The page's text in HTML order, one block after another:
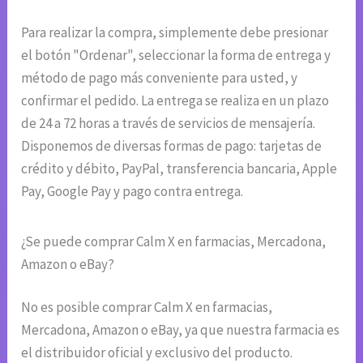
Para realizar la compra, simplemente debe presionar
el botón "Ordenar", seleccionar la forma de entrega y
método de pago más conveniente para usted, y
confirmar el pedido. La entrega se realiza en un plazo
de 24 a 72 horas a través de servicios de mensajería.
Disponemos de diversas formas de pago: tarjetas de
crédito y débito, PayPal, transferencia bancaria, Apple
Pay, Google Pay y pago contra entrega.
¿Se puede comprar Calm X en farmacias, Mercadona,
Amazon o eBay?
No es posible comprar Calm X en farmacias,
Mercadona, Amazon o eBay, ya que nuestra farmacia es
el distribuidor oficial y exclusivo del producto.